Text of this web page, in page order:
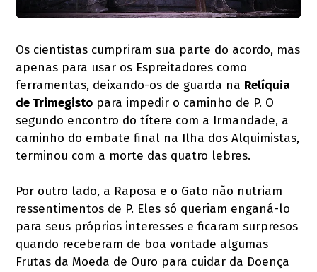
Os cientistas cumpriram sua parte do acordo, mas
apenas para usar os Espreitadores como
ferramentas, deixando-os de guarda na Relíquia
de Trimegisto para impedir o caminho de P. O
segundo encontro do títere com a Irmandade, a
caminho do embate final na Ilha dos Alquimistas,
terminou com a morte das quatro lebres.
Por outro lado, a Raposa e o Gato não nutriam
ressentimentos de P. Eles só queriam enganá-lo
para seus próprios interesses e ficaram surpresos
quando receberam de boa vontade algumas
Frutas da Moeda de Ouro para cuidar da Doença